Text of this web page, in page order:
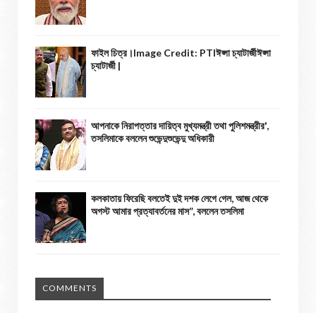
ফাইল চিত্র।Image Credit: PTIঈপ্সা চ্যাটার্জীঈপ্সা
চ্যাটার্জী |
আপনাকে নিরাপত্তার দায়িত্ব মুখ্যমন্ত্রী তথা পুলিশমন্ত্রীর',
তসলিমাকে বললেন শুভেন্দুশুভেন্দু অধিকারী
কলকাতায় ফিরেছি বলতেই দুই দশক লেগে গেল, আজ থেকে
অগস্ট আমার প্রত্যাবর্তনের মাস”, বললেন তসলিমা
COMMENTS